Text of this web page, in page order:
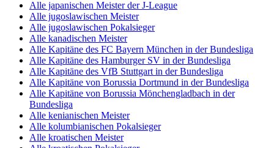
Alle japanischen Meister der J-League
Alle jugoslawischen Meister
Alle jugoslawischen Pokalsieger
Alle kanadischen Meister
Alle Kapitäne des FC Bayern München in der Bundesliga
Alle Kapitäne des Hamburger SV in der Bundesliga
Alle Kapitäne des VfB Stuttgart in der Bundesliga
Alle Kapitäne von Borussia Dortmund in der Bundesliga
Alle Kapitäne von Borussia Mönchengladbach in der
Bundesliga
Alle kenianischen Meister
Alle kolumbianischen Pokalsieger
Alle kroatischen Meister